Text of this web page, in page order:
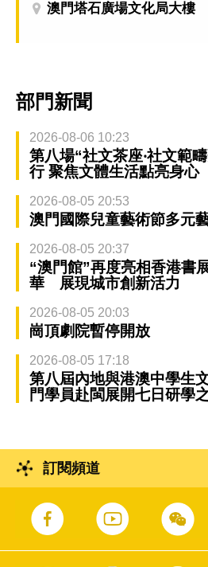
澳門塔石廣場文化局大樓
部門新聞
2026-08-06 10:23
第八場“社文茶座‧社文範
行 聚焦文體生活點亮身
2026-08-05 20:53
澳門國際兒童藝術節多元
2026-08-05 20:37
“澳門館”再度亮相香港書
華 展現城市創新活力
2026-08-05 20:03
崗頂劇院暫停開放
2026-08-05 17:18
第八屆內地與港澳中學生
門學員赴閩展開七日研學
訂閱頻道